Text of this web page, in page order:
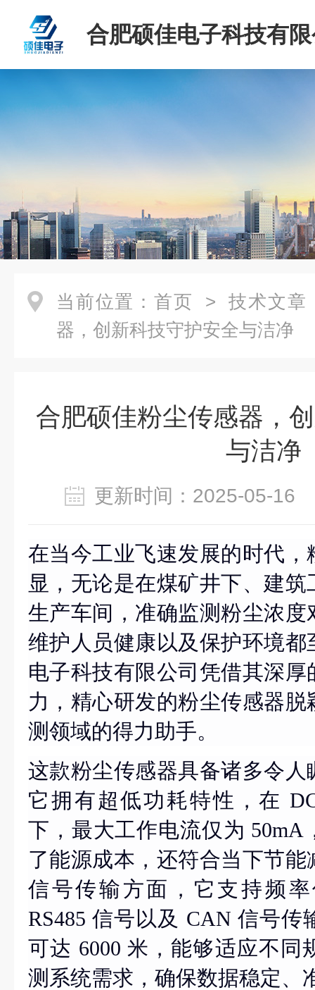
合肥硕佳电子科技有
当前位置： 首页 > 技术文章
器，创新科技守护安全与洁净
合肥硕佳粉尘传感器，
与洁净
更新时间：2025-05-
在当今工业飞速发展的时代
显，无论是在煤矿井下、建
生产车间，准确监测粉尘浓
维护人员健康以及保护环境
电子科技有限公司凭借其深
力，精心研发的粉尘传感器
测领域的得力助手。
这款粉尘传感器具备诸多令
它拥有超低功耗特性，在
下，最大工作电流仅为 50mA
了能源成本，还符合当下节
信号传输方面，它支持频
RS485 信号以及 CAN 信号
可达 6000 米，能够适应不同
测系统需求，确保数据稳定、